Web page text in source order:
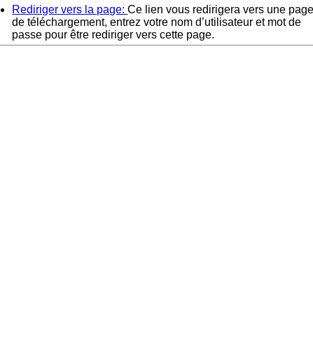
Rediriger vers la page:Ce lien vous redirigera vers une page
de téléchargement, entrez votre nom d’utilisateur et mot de
passe pour être rediriger vers cette page.